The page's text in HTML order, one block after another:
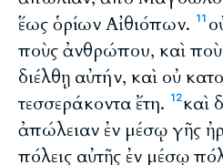
ἕως ὁρίων Αἰθιόπων.
11
ποὺς ἀνθρώπου, καὶ
διέλθῃ αὐτήν, καὶ οὐ
τεσσεράκοντα ἔτη.
12καὶ
ἀπώλειαν ἐν μέσῳ γῆς
πόλεις αὐτῆς ἐν μέσῳ